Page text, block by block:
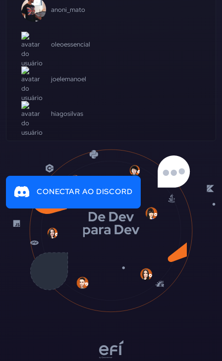
anoni_mato
oleoessencial
joelemanoel
hiagosilvas
CONECTAR AO DISCORD